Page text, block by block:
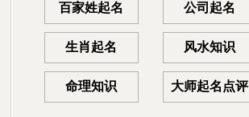
百家姓起名 公司起名
生肖起名 风水知识
命理知识 大师起名点评